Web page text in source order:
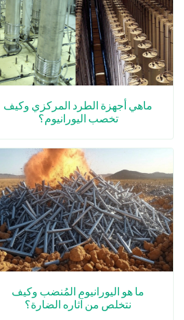
ماهي أجهزة الطرد المركزي وكيف
تخصب اليورانيوم؟
ما هو اليورانيوم المُنضب وكيف
نتخلص من آثاره الضارة؟